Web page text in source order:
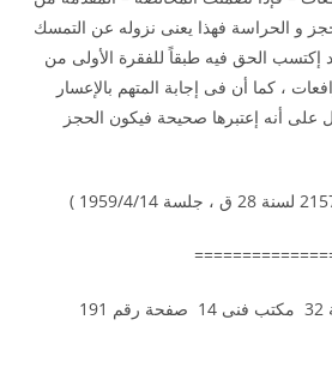
و الحراسة فهذا يعنى نزوله عن التمسك
الحق فيه طبقاً للفقرة الأولى من
المرافعات ، كما أن فى إجابة المتهم بالإعسار
على أنه إعتبرها صحيحة فيكون الحجز